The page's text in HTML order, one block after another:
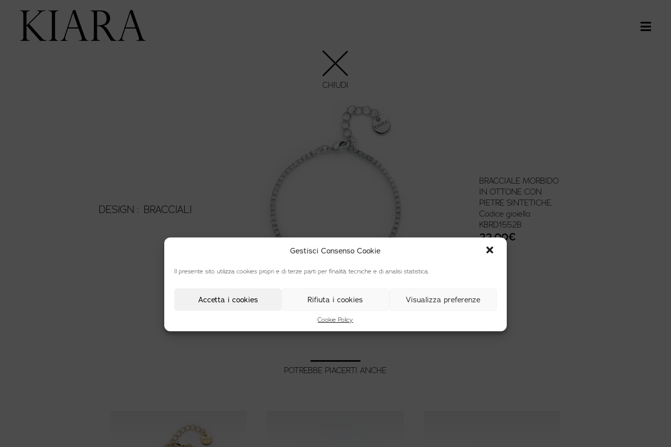
Gestisci Consenso Cookie
Il presente sito utilizza cookies propri e di terze parti per finalità tecniche e di analisi statistica.
Accetta i cookies Rifiuta i cookies Visualizza preferenze
Cookie Policy
CHIUDI
DESIGN : BRACCIALI
BRACCIALE MORBIDO
IN OTTONE CON
PIETRE SINTETICHE.
Codice gioiello:
KBRD1552B
22,00€
POTREBBE PIACERTI ANCHE